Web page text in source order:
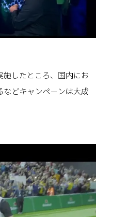
したところ、国内にお
どキャンペーンは大成